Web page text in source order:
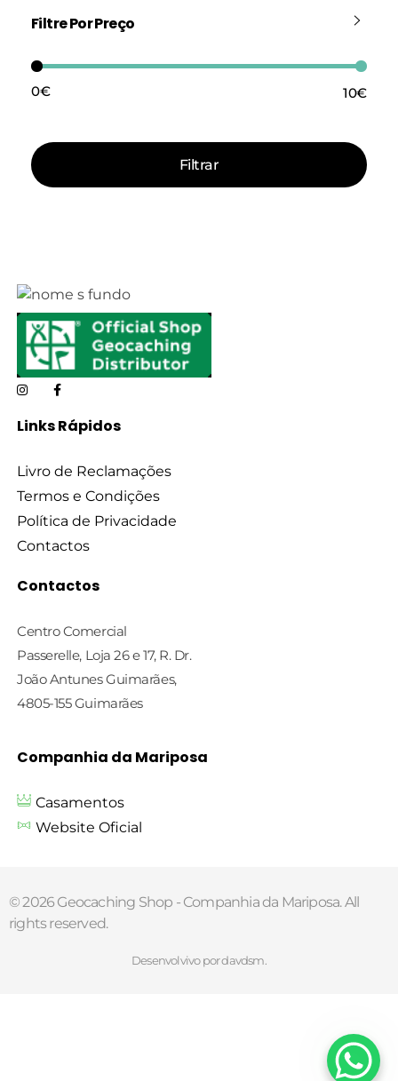
Filtre Por Preço
Filtrar
0€ —10€
Links Rápidos
Livro de Reclamações
Termos e Condições
Política de Privacidade
Contactos
Contactos
Centro Comercial
Passerelle, Loja 26 e 17, R. Dr.
João Antunes Guimarães,
4805-155 Guimarães
Companhia da Mariposa
Casamentos
Website Oficial
© 2026 Geocaching Shop - Companhia da Mariposa. All
rights reserved.
Desenvolvivo por davdsm.